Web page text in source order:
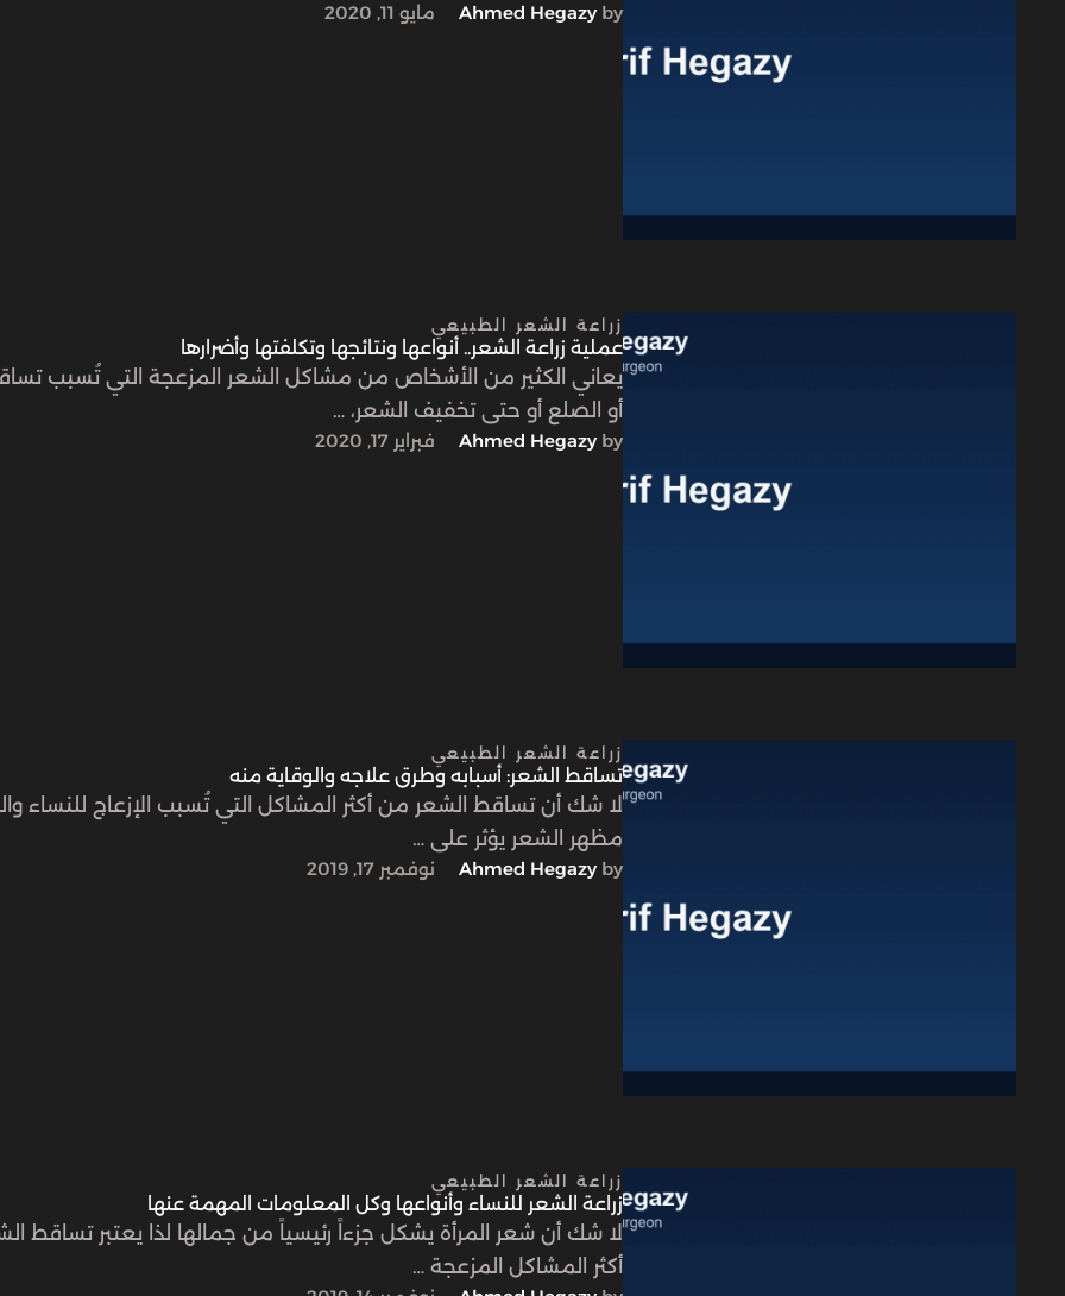
by
Ahmed Hegazy مايو 11, 2020
زراعة الشعر الطبيعي
عملية زراعة الشعر.. أنواعها ونتائجها وتكلفتها وأضرارها
يعاني الكثير من الأشخاص من مشاكل الشعر المزعجة التي تُسبب
أو الصلع أو حتى تخفيف الشعر، …
by
Ahmed Hegazy فبراير 17, 2020
زراعة الشعر الطبيعي
تساقط الشعر: أسبابه وطرق علاجه والوقاية منه
لا شك أن تساقط الشعر من أكثر المشاكل التي تُسبب الإزعاج للنساء
مظهر الشعر يؤثر على …
by
Ahmed Hegazy نوفمبر 17, 2019
زراعة الشعر الطبيعي
زراعة الشعر للنساء وأنواعها وكل المعلومات المهمة عنها
لا شك أن شعر المرأة يشكل جزءاً رئيسياً من جمالها لذا يعتبر تساقط
أكثر المشاكل المزعجة …